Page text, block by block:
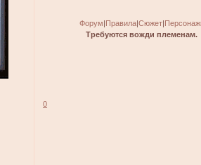
Форум|Правила|Сюжет|
Требуются вожди племенам.
0